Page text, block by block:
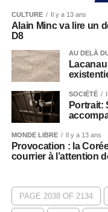
CULTURE Il y a 13 ans
Alain Minc va lire un
D8
AU DELÀ
SOCIÉTÉ
Portrait:
MONDE LIBRE Il y a 13 ans
Provocation : la
courrier à l’attention
PAGE 2038 OF 2134